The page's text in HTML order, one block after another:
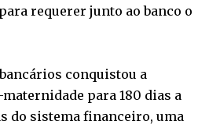
requerer junto ao banco o
conquistou a
para 180 dias a
do sistema financeiro, uma